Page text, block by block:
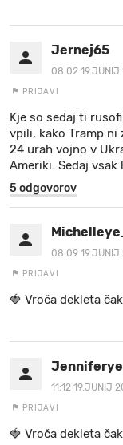
Jernej65
08:02 19.JUNIJ
PRIJAVI
Kje so sedaj ti
vpili, kako Tramp ni
24 urah vojno v
Ameriki. Sedaj vsak
5 odgovorov
08:09 19.JUNIJ
PRIJAVI
🍓 Vr oč a d e k le ta
11:12 19.JUNIJ
PRIJAVI
🍓 Vr oč a d e k le ta